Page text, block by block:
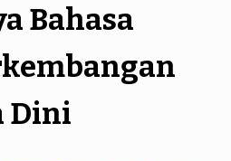
Bahasa
Dini